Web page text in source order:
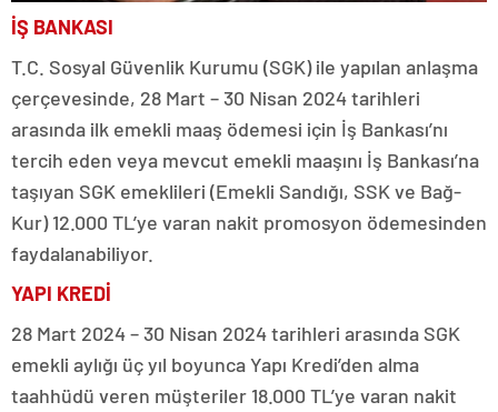
İŞ BANKASI
T.C. Sosyal Güvenlik Kurumu (SGK) ile yapılan anlaşma
çerçevesinde, 28 Mart – 30 Nisan 2024 tarihleri
arasında ilk emekli maaş ödemesi için İş Bankası’nı
tercih eden veya mevcut emekli maaşını İş Bankası’na
taşıyan SGK emeklileri (Emekli Sandığı, SSK ve Bağ-
Kur) 12.000 TL’ye varan nakit promosyon ödemesinden
faydalanabiliyor.
YAPI KREDİ
28 Mart 2024 – 30 Nisan 2024 tarihleri arasında SGK
emekli aylığı üç yıl boyunca Yapı Kredi’den alma
taahhüdü veren müşteriler 18.000 TL’ye varan nakit